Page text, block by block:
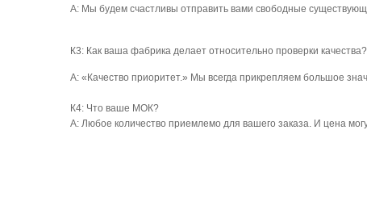
А: Мы будем счастливы отправить вами свободные
К3: Как ваша фабрика делает относительно проверки качества?
А: «Качество приоритет.» Мы всегда прикрепляем большое
К4: Что ваше МОК?
А: Любое количество приемлемо для вашего заказа. И цена